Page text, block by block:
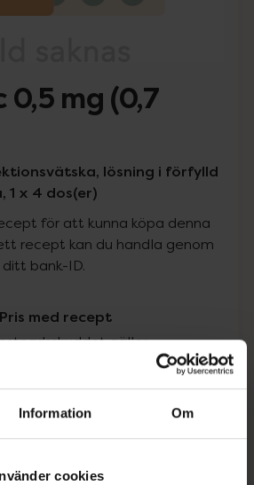
Information Om
cookies
0,5 mg (0,7
lösning i förfylld
1 x 4 dos(er)
för att kunna köpa denna
recept kan du handla genom
bank-ID.
Pris med recept
gäller
kr
I apotek:1049,01 kr
via ditt recept